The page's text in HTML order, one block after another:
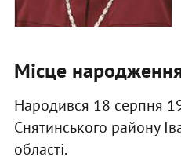
Місце
Народився 18 серпня
Снятинського району
області.